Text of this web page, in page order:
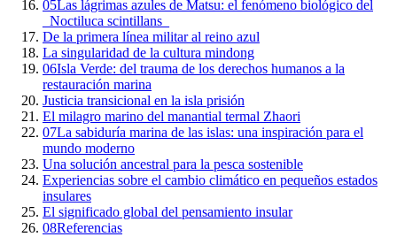
05Las lágrimas azules de Matsu: el fenómeno biológico del
_Noctiluca scintillans_
De la primera línea militar al reino azul
La singularidad de la cultura mindong
06Isla Verde: del trauma de los derechos humanos a la
restauración marina
Justicia transicional en la isla prisión
El milagro marino del manantial termal Zhaori
07La sabiduría marina de las islas: una inspiración para el
mundo moderno
Una solución ancestral para la pesca sostenible
Experiencias sobre el cambio climático en pequeños estados
insulares
El significado global del pensamiento insular
08Referencias